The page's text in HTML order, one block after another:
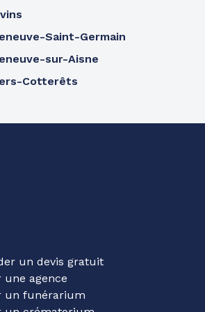
Saint-Germain
sur-Aisne
Cotterêts
un devis gratuit
une agence
un funérarium